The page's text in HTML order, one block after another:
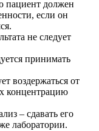
пациент должен
если он
не следует
принимать
воздержаться от
концентрацию
– сдавать его
лаборатории.